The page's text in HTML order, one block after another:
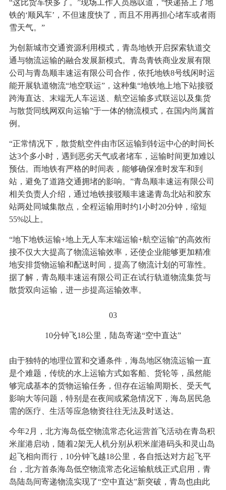
“这比货车快多了。”现场工作人员感叹道，“快递搭上了地
铁的‘顺风车’，不但速度快了，而且不用再担心堵车或者雨
雪天气。”
为创新城市交通资源利用模式，青岛地铁开启探索轨道交
通与物流运输的融合发展新模式。青岛青铁商业发展有限
公司与青岛顺丰速运有限公司合作，依托地铁8号线闲时运
能开展轨道物流“地空联运”，这种集“地铁地上地下站接驳
跨海直达、末端无人车运送、航空运输多式联运以及集货
与散货同线网双向运输”于一体的物流模式，在国内尚属首
例。
“正常情况下，散货航空件由市区运输到转运中心的时间长
达3个多小时，遇到恶劣天气或者堵车，运输时间更加难以
预估。而地铁有严格的时间表，能够确保准时发车和到
站，避免了道路交通拥堵的影响。”青岛顺丰速运有限公司
相关负责人介绍，通过地铁接驳顺丰速递青岛北站和胶东
站两处同城集散点，全程运输用时约1小时20分钟，缩短
55%以上。
“地下地铁运输+地上无人车末端运输+航空运输”的高效衔
接不仅大大提高了物流运输效率，还使企业能够更加精准
地安排货物运输和配送时间，提高了物流计划的可靠性。
据了解，青岛顺丰速运有限公司正在试行轨道物流集货与
散货双向运输，进一步提高运输效率。
03
10分钟飞18公里，陆岛寄递“空中直达”
由于独特的地理位置和交通条件，海岛地区物流运输一直
是个难题，传统的水上运输方式如客船、货轮等，虽然能
够完成基本的货物运输任务，但存在运输周期长、受天气
影响大等问题，特别是在夜间或紧急情况下，海岛居民急
需的医疗、生活等应急物资往往无法及时送达。
今年2月，北方海岛低空物流常态化运营首飞活动在青岛积
米崖港启动，随着2架无人机分别从积米崖港码头和灵山岛
起飞相向而行，10分钟飞越18公里，各自抵达对方起飞平
台，北方首条海岛低空物流常态化运输航线正式启用，青
岛陆岛间寄递物流实现了“空中直达”新突破，青岛也由此